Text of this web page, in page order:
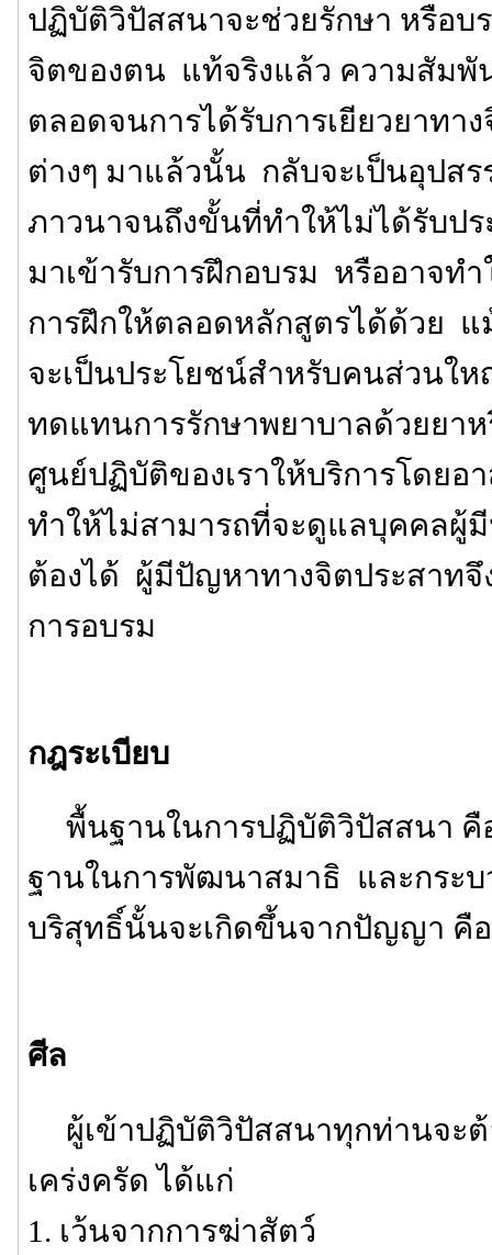
ปฏิบัติวิปัสสนาจะช่วยรักษา หรือบ
จิตของตน แท้จริงแล้ว ความสัม
ตลอดจนการได้รับการเยียวยาทา
ต่างๆ มาแล้วนั้น กลับจะเป็นอุปส
ภาวนาจนถึงขั้นที่ทำให้ไม่ได้รับปร
มาเข้ารับการฝึกอบรม หรืออาจท
การฝึกให้ตลอดหลักสูตรได้ด้วย
จะเป็นประโยชน์สำหรับคนส่วนใ
ทดแทนการรักษาพยาบาลด้วยยา
ศูนย์ปฏิบัติของเราให้บริการโดยอ
ทำให้ไม่สามารถที่จะดูแลบุคคลผู้
ต้องได้ ผู้มีปัญหาทางจิตประสาทจึ
การอบรม
กฎระเบียบ
พื้นฐานในการปฏิบัติวิปัสสนา คื
ฐานในการพัฒนาสมาธิ และกระบ
บริสุทธิ์นั้นจะเกิดขึ้นจากปัญญา คือ
ศีล
ผู้เข้าปฏิบัติวิปัสสนาทุกท่านจะต้
เคร่งครัด ได้แก่
1. เว้นจากการฆ่าสัตว์